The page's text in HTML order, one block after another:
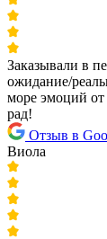
Заказывали в
ожидание/
море эмоций
рад!
Отзыв в
Виола